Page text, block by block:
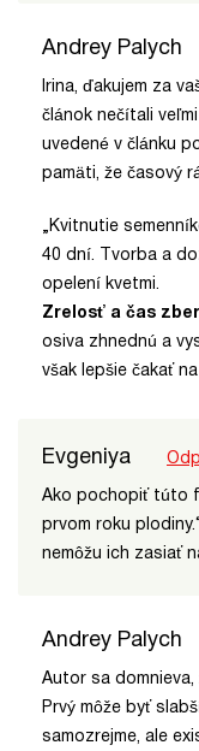
Andrey Palych
Irina, ďakujem za
článok nečítali
uvedené v článku
pamäti, že časový
„Kvitnutie
40 dní. Tvorba a
opelení kvetmi.
Zrelosť a čas
osiva zhnednú a
však lepšie čakať
Evgeniya
Ako pochopiť túto
prvom roku
nemôžu ich zasiať
Andrey Palych
Autor sa domnieva,
Prvý môže byť
samozrejme, ale